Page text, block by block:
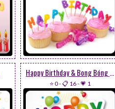
Happy Birthday & Bong Bóng Bay
⭐ 0-📋 16-💗 1